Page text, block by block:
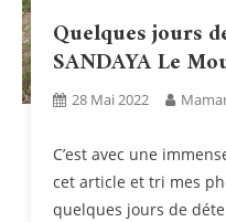
Quelques jours
SANDAYA Le
28 Mai 2022
C’est avec une
cet article et tri mes
quelques jours de